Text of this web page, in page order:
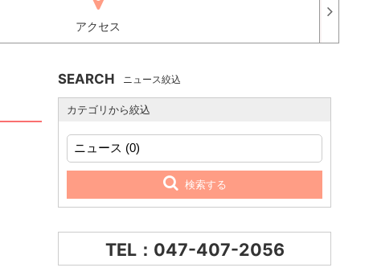
アクセス
SEARCH ニュース絞込
カテゴリから絞込
検索する
TEL：047-407-2056